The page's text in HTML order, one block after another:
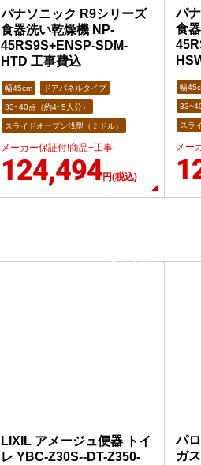
パナソニック R9シリーズ
食器洗い乾燥機 NP-
45RS9S+ENSP-SDM-
HTD 工事費込
幅45cm ドアパネルタイプ
33~40点（約4~5人分）
スライドオープン浅型（ミドル）
メーカー保証付!商品+工事
124,494円(税込)
パ
食
幅
スラ
メー
当店人気
LIXIL アメージュ便器 トイ
レ YBC-Z30S--DT-Z350-
パ
ガ